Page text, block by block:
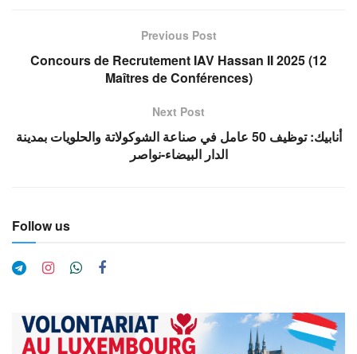
Previous Post
Concours de Recrutement IAV Hassan II 2025 (12
Maîtres de Conférences)
Next Post
أنابيك: توظيف 50 عامل في صناعة الشوكولاتة والحلويات بمدينة
الدار البيضاء-نواصر
Follow us